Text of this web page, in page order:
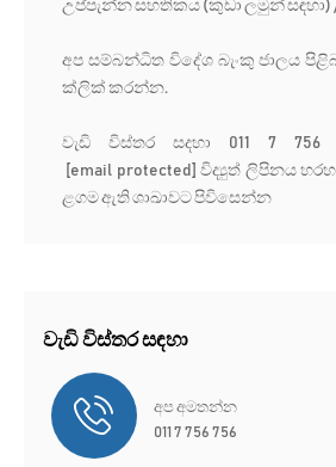
උප්පැන්න සහතිකය (කුඩා ලමුන් සඳහා) /
අප සම්බන්ධිත විදේශ බැංකු ජාලය
ක්ලික් කරන්න.
වැඩි විස්තර සදහා 011 7
[email protected]
විද්‍යුත් ලිපිනය
ළගම ඇති ශාඛාවට පිවිසෙන්න
වැඩි විස්තර සඳහා
අප අමතන්න
011 7 756 756